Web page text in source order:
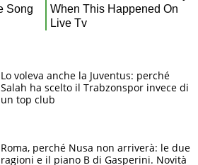
Lo voleva anche la Juventus: perché
Salah ha scelto il Trabzonspor invece di
un top club
Roma, perché Nusa non arriverà: le due
ragioni e il piano B di Gasperini. Novità